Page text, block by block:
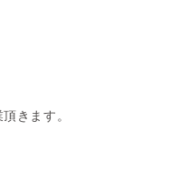
きます。